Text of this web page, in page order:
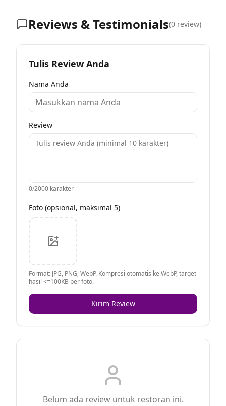
Reviews & Testimonials(0 review)
Tulis Review Anda
Nama Anda
Review
0/2000 karakter
Foto (opsional, maksimal 5)
Format: JPG, PNG, WebP. Kompresi otomatis ke WebP, target
hasil <=100KB per foto.
Kirim Review
Belum ada review untuk restoran ini.